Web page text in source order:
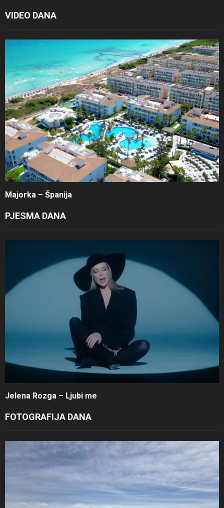
VIDEO DANA
Majorka – Španija
PJESMA DANA
Jelena Rozga – Ljubi me
FOTOGRAFIJA DANA